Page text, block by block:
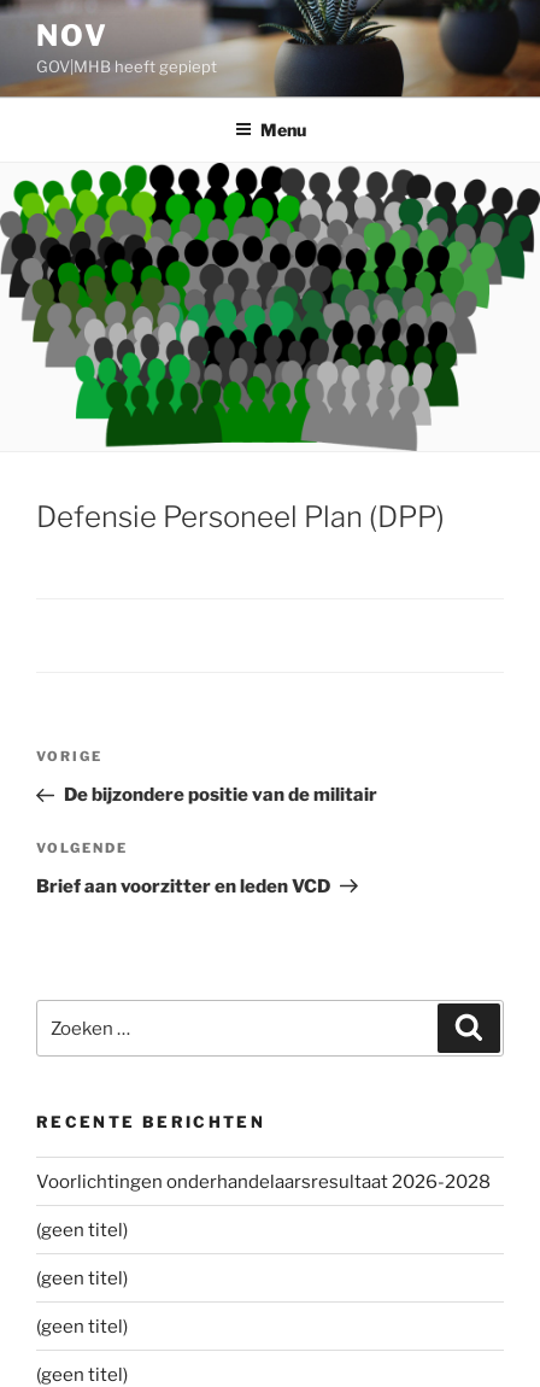
Ga
inhoud
NOV
GOV|MHB heeft gepiept
Menu
Defensie Personeel Plan (DPP)
Bericht
Vorig
bericht
VORIGE
De bijzondere positie van de militair
Volgend
bericht
VOLGENDE
Brief aan voorzitter en leden VCD
RECENTE BERICHTEN
Voorlichtingen onderhandelaarsresultaat 2026-2028
(geen titel)
(geen titel)
(geen titel)
(geen titel)